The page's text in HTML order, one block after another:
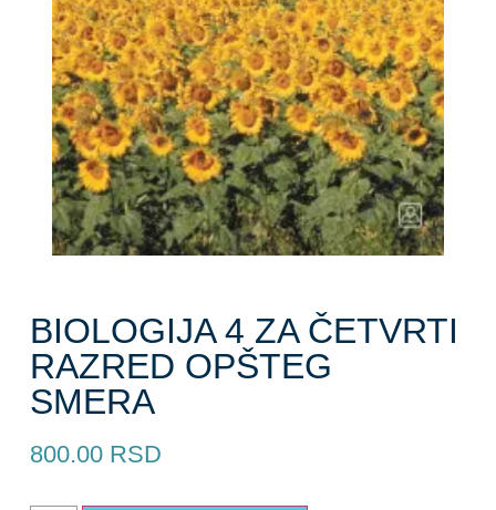
BIOLOGIJA 4 ZA ČETVRTI
RAZRED OPŠTEG
SMERA
800.00 RSD